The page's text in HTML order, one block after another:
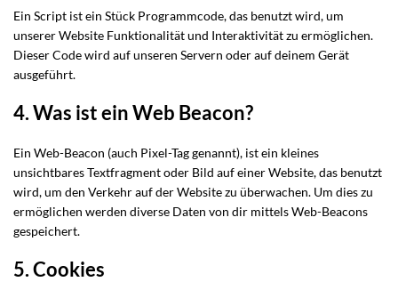
Ein Script ist ein Stück Programmcode, das benutzt wird, um
unserer Website Funktionalität und Interaktivität zu ermöglichen.
Dieser Code wird auf unseren Servern oder auf deinem Gerät
ausgeführt.
4. Was ist ein Web Beacon?
Ein Web-Beacon (auch Pixel-Tag genannt), ist ein kleines
unsichtbares Textfragment oder Bild auf einer Website, das benutzt
wird, um den Verkehr auf der Website zu überwachen. Um dies zu
ermöglichen werden diverse Daten von dir mittels Web-Beacons
gespeichert.
5. Cookies